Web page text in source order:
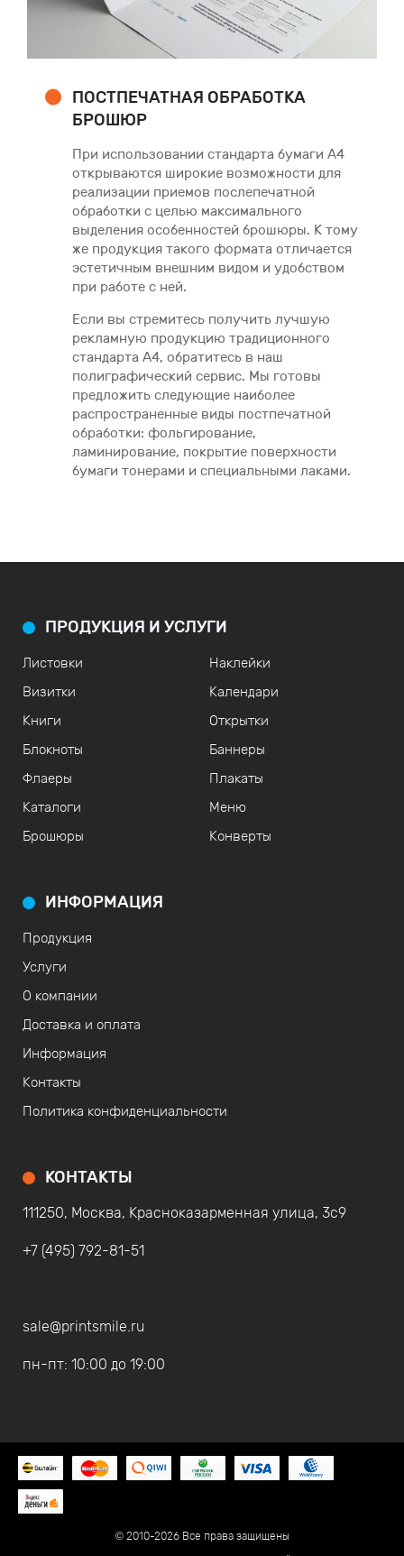
ПОСТПЕЧАТНАЯ ОБРАБОТКА
БРОШЮР
При использовании стандарта бумаги А4
открываются широкие возможности для
реализации приемов послепечатной
обработки с целью максимального
выделения особенностей брошюры. К тому
же продукция такого формата отличается
эстетичным внешним видом и удобством
при работе с ней.
Если вы стремитесь получить лучшую
рекламную продукцию традиционного
стандарта А4, обратитесь в наш
полиграфический сервис. Мы готовы
предложить следующие наиболее
распространенные виды постпечатной
обработки: фольгирование,
ламинирование, покрытие поверхности
бумаги тонерами и специальными лаками.
ПРОДУКЦИЯ И УСЛУГИ
Листовки
Визитки
Книги
Блокноты
Флаеры
Каталоги
Брошюры
Наклейки
Календари
Открытки
Баннеры
Плакаты
Меню
Конверты
ИНФОРМАЦИЯ
Продукция
Услуги
О компании
Доставка и оплата
Информация
Контакты
Политика конфиденциальности
КОНТАКТЫ
111250, Москва, Красноказарменная улица, 3с9
+7 (495) 792-81-51
sale@printsmile.ru
пн-пт: 10:00 до 19:00
© 2010-2026 Все права защищены